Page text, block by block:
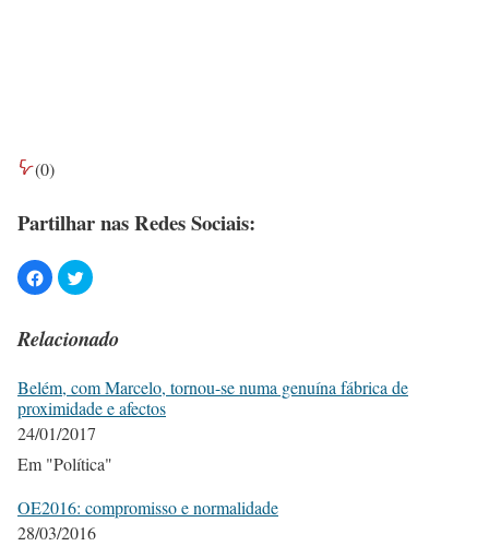
(0)
Partilhar nas Redes Sociais:
Relacionado
Belém, com Marcelo, tornou-se numa genuína fábrica de
proximidade e afectos
24/01/2017
Em "Política"
OE2016: compromisso e normalidade
28/03/2016